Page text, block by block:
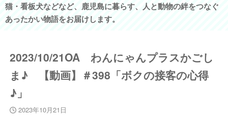
猫・看板犬などなど、鹿児島に暮らす、人と動物の絆をつなぐ
あったかい物語をお届けします。
2023/10/21OA わんにゃんプラスかごし
ま♪ 【動画】＃398「ボクの接客の心得
♪」
2023年10月21日